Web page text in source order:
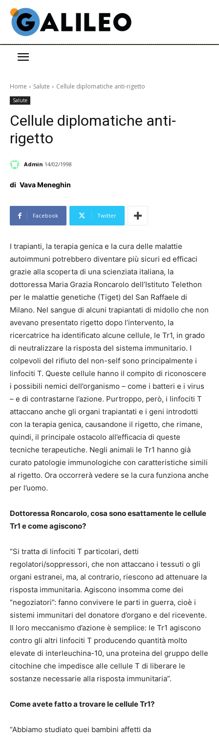
Home Salute Cellule diplomatiche anti-rigetto
Salute
Cellule diplomatiche anti-
rigetto
Admin 14/02/1998
di Vava Meneghin
Facebook Twitter
I trapianti, la terapia genica e la cura delle malattie
autoimmuni potrebbero diventare più sicuri ed efficaci
grazie alla scoperta di una scienziata italiana, la
dottoressa Maria Grazia Roncarolo dell’Istituto Telethon
per le malattie genetiche (Tiget) del San Raffaele di
Milano. Nel sangue di alcuni trapiantati di midollo che non
avevano presentato rigetto dopo l’intervento, la
ricercatrice ha identificato alcune cellule, le Tr1, in grado
di neutralizzare la risposta del sistema immunitario. I
colpevoli del rifiuto del non-self sono principalmente i
linfociti T. Queste cellule hanno il compito di riconoscere
i possibili nemici dell’organismo – come i batteri e i virus
– e di contrastarne l’azione. Purtroppo, però, i linfociti T
attaccano anche gli organi trapiantati e i geni introdotti
con la terapia genica, causandone il rigetto, che rimane,
quindi, il principale ostacolo all’efficacia di queste
tecniche terapeutiche. Negli animali le Tr1 hanno già
curato patologie immunologiche con caratteristiche simili
al rigetto. Ora occorrerà vedere se la cura funziona anche
per l’uomo.
Dottoressa Roncarolo, cosa sono esattamente le cellule
Tr1 e come agiscono?
“Si tratta di linfociti T particolari, detti
regolatori/soppressori, che non attaccano i tessuti o gli
organi estranei, ma, al contrario, riescono ad attenuare la
risposta immunitaria. Agiscono insomma come dei
“negoziatori”: fanno convivere le parti in guerra, cioè i
sistemi immunitari del donatore d’organo e del ricevente.
Il loro meccanismo d’azione è semplice: le Tr1 agiscono
contro gli altri linfociti T producendo quantità molto
elevate di interleuchina-10, una proteina del gruppo delle
citochine che impedisce alle cellule T di liberare le
sostanze necessarie alla risposta immunitaria”.
Come avete fatto a trovare le cellule Tr1?
“Abbiamo studiato quei bambini affetti da